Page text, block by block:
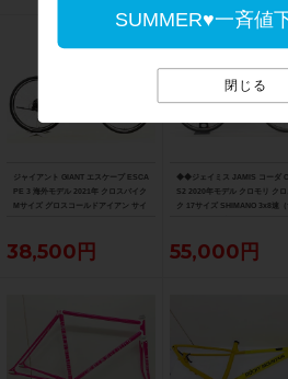
SUMMER♥一斉値
閉じる
ジャイアント GIANT エスケープ ESCA
PE 3 海外モデル 2021年 クロスバイク
Mサイズ グロスコールドアイアン サイ
38,500円
◆◆ジェイミス JAMIS コーダ
S2 2020年モデル クロモリ クロ
ク 17サイズ SHIMANO 3x8速（
55,000円